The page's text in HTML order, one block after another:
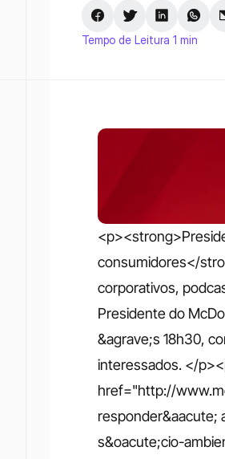
Tempo de Leitura 1 min
consumidores</
corporativos,
Presidente do
&agrave;s 18h30,
interessados. </
href="http://
responder&aacute;
s&oacute;cio-